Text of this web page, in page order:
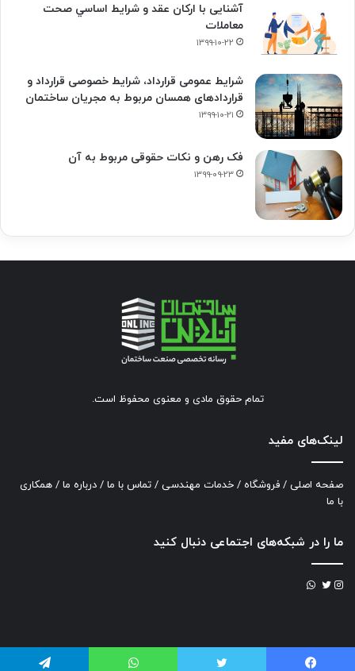
آشنایی با ارکان عقد و شرايط اساسي صحت
معاملات
۱۳۹۹-۱۰-۲۲
شرایط عمومی قرارداد، شرایط خصوصی قرارداد و
قراردادهای همسان مربوط به مجریان ساختمان
۱۳۹۹-۱۰-۲۱
فک‌ رهن و نکات حقوقی مربوط به آن
۱۳۹۹-۰۹-۲۳
تمام حقوق مادی و معنوی محفوظ است.
لینک‌های مفید
صفحه اصلی / فروشگاه / خدمات مهندسی / تماس با ما / درباره ما / همکاری
با ما
ما را در شبکه‌های اجتماعی دنبال کنید